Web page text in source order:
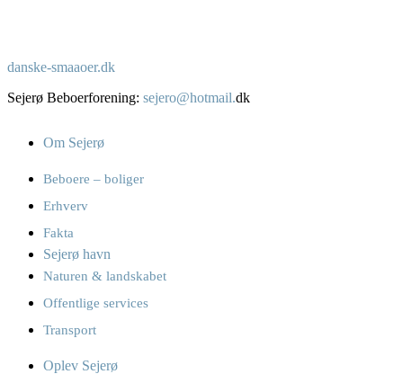
danske-smaaoer.dk
Sejerø Beboerforening: sejero@hotmail.dk
Om Sejerø
Beboere – boliger
Erhverv
Fakta
Sejerø havn
Naturen & landskabet
Offentlige services
Transport
Oplev Sejerø